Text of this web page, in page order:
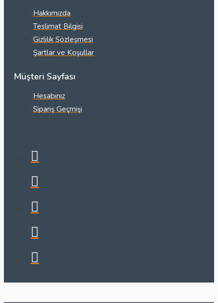
Hakkımızda
Teslimat Bilgisi
Gizlilik Sözleşmesi
Şartlar ve Koşullar
Müşteri Sayfası
Hesabınız
Sipariş Geçmişi